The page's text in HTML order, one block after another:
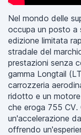
Nel mondo delle
occupa un posto a
edizione limitata
stradale del
prestazioni senza
gamma Longtail
carrozzeria
ridotto e un
che eroga 755
un'accelerazione
offrendo